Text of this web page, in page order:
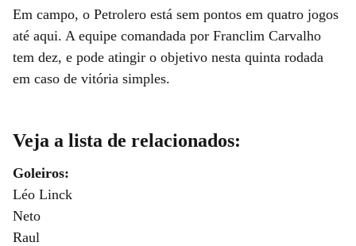
Em campo, o Petrolero está sem pontos em quatro jogos
até aqui. A equipe comandada por Franclim Carvalho
tem dez, e pode atingir o objetivo nesta quinta rodada
em caso de vitória simples.
Veja a lista de relacionados:
Goleiros:
Léo Linck
Neto
Raul